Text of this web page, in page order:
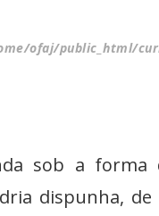
ofaj/public_html/
sob a forma
dispunha,